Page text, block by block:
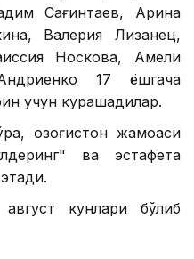
Сағинтаев, Арина
Валерия Лизанец,
Носкова, Амели
17 ёшгача
учун курашадилар.
Қозоғистон жамоаси
ва эстафета
кунлари бўлиб